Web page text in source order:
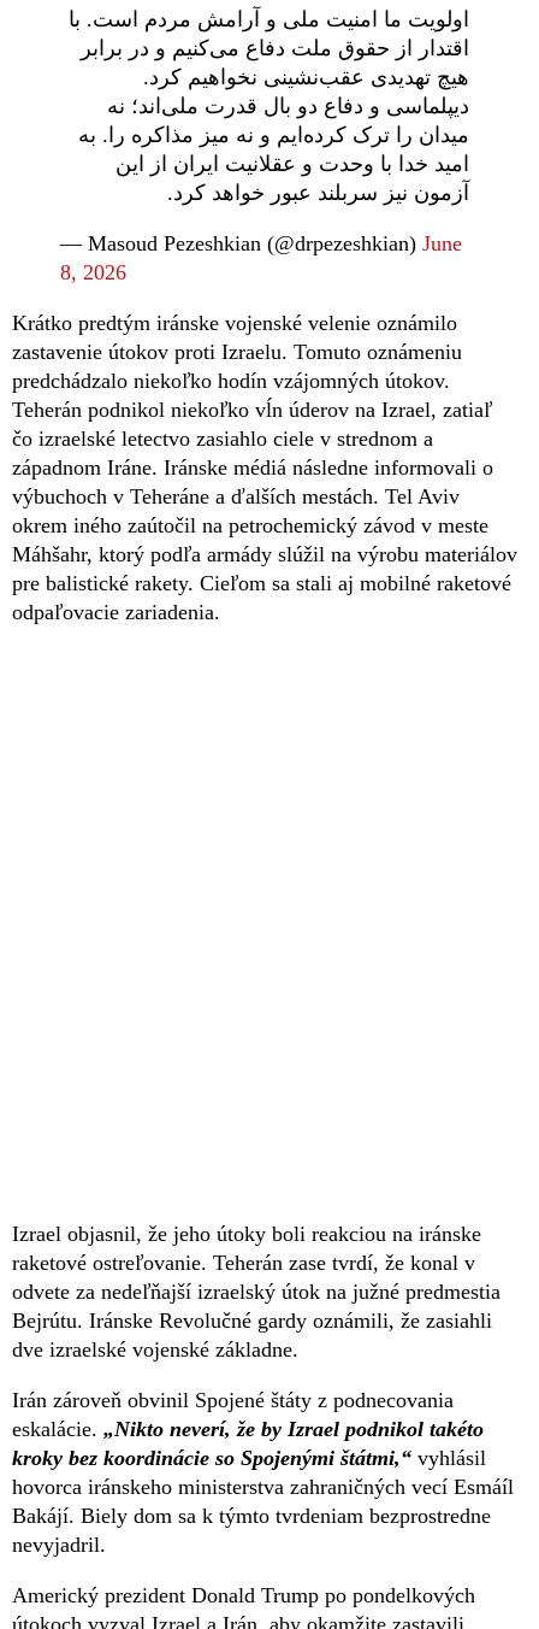
اولویت ما امنیت ملی و آرامش مردم است. با
اقتدار از حقوق ملت دفاع می‌کنیم و در برابر
هیچ تهدیدی عقب‌نشینی نخواهیم کرد.
دیپلماسی و دفاع دو بال قدرت ملی‌اند؛ نه
میدان را ترک کرده‌ایم و نه میز مذاکره را. به
امید خدا با وحدت و عقلانیت ایران از این
آزمون نیز سربلند عبور خواهد کرد.
— Masoud Pezeshkian (@drpezeshkian) June
8, 2026
Krátko predtým iránske vojenské velenie oznámilo
zastavenie útokov proti Izraelu. Tomuto oznámeniu
predchádzalo niekoľko hodín vzájomných útokov.
Teherán podnikol niekoľko vĺn úderov na Izrael, zatiaľ
čo izraelské letectvo zasiahlo ciele v strednom a
západnom Iráne. Iránske médiá následne informovali o
výbuchoch v Teheráne a ďalších mestách. Tel Aviv
okrem iného zaútočil na petrochemický závod v meste
Máhšahr, ktorý podľa armády slúžil na výrobu materiálov
pre balistické rakety. Cieľom sa stali aj mobilné raketové
odpaľovacie zariadenia.
Izrael objasnil, že jeho útoky boli reakciou na iránske
raketové ostreľovanie. Teherán zase tvrdí, že konal v
odvete za nedeľňajší izraelský útok na južné predmestia
Bejrútu. Iránske Revolučné gardy oznámili, že zasiahli
dve izraelské vojenské základne.
Irán zároveň obvinil Spojené štáty z podnecovania
eskalácie. „Nikto neverí, že by Izrael podnikol takéto
kroky bez koordinácie so Spojenými štátmi,“ vyhlásil
hovorca iránskeho ministerstva zahraničných vecí Esmáíl
Bakájí. Biely dom sa k týmto tvrdeniam bezprostredne
nevyjadril.
Americký prezident Donald Trump po pondelkových
útokoch vyzval Izrael a Irán, aby okamžite zastavili